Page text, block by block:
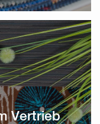
Vertrieb